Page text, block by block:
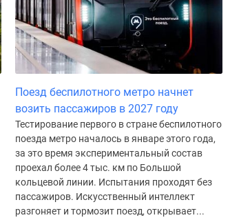
Поезд беспилотного метро начнет
возить пассажиров в 2027 году
Тестирование первого в стране беспилотного
поезда метро началось в январе этого года,
за это время экспериментальный состав
проехал более 4 тыс. км по Большой
кольцевой линии. Испытания проходят без
пассажиров. Искусственный интеллект
разгоняет и тормозит поезд, открывает...